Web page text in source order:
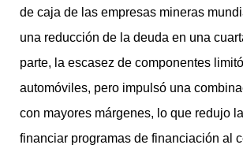
de caja de las empresas mineras
una reducción de la deuda en una
parte, la escasez de componentes
automóviles, pero impulsó una
con mayores márgenes, lo que redujo
financiar programas de financiación al